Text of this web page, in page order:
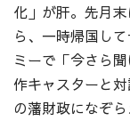
化」が肝。先月
ら、一時帰国し
ミーで「今さら
作キャスターと
の藩財政になぞ